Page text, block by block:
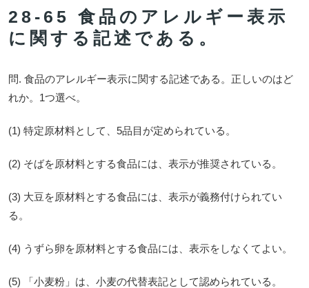
28-65 食品のアレルギー表示
に関する記述である。
問. 食品のアレルギー表示に関する記述である。正しいのはど
れか。1つ選べ。
(1) 特定原材料として、5品目が定められている。
(2) そばを原材料とする食品には、表示が推奨されている。
(3) 大豆を原材料とする食品には、表示が義務付けられてい
る。
(4) うずら卵を原材料とする食品には、表示をしなくてよい。
(5) 「小麦粉」は、小麦の代替表記として認められている。